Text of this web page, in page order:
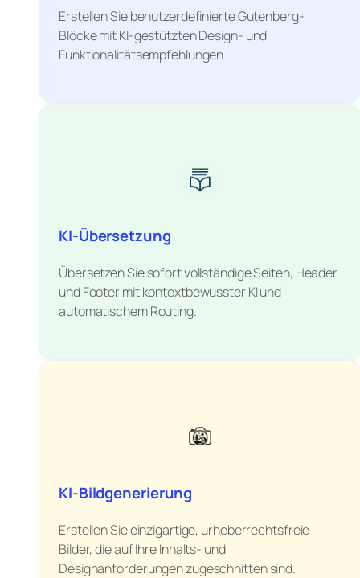
Erstellen Sie benutzerdefinierte Gutenberg-
Blöcke mit KI-gestützten Design- und
Funktionalitätsempfehlungen.
KI-Übersetzung
Übersetzen Sie sofort vollständige Seiten, Header
und Footer mit kontextbewusster KI und
automatischem Routing.
KI-Bildgenerierung
Erstellen Sie einzigartige, urheberrechtsfreie
Bilder, die auf Ihre Inhalts- und
Designanforderungen zugeschnitten sind.